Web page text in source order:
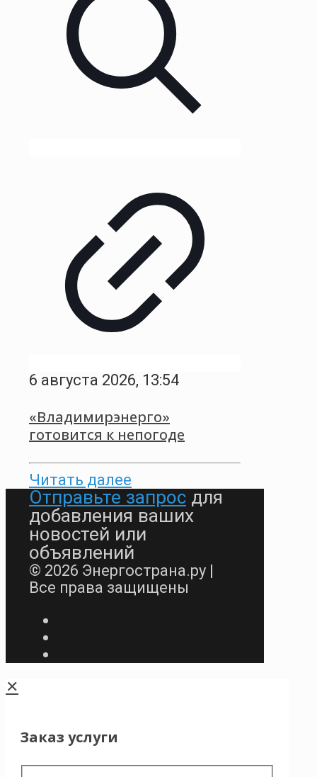
6 августа 2026, 13:54
«Владимирэнерго»
готовится к непогоде
Читать далее
Отправьте запрос для
добавления ваших
новостей или
объявлений
© 2026 Энергострана.ру |
Все права защищены
✕
Заказ услуги